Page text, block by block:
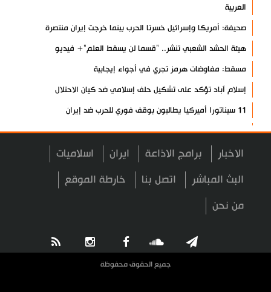
العربية
صحيفة: أمريكا وإسرائيل خسرتا الحرب بينما خرجت إيران منتصرة
هيئة الحشد الشعبي تنشر.. "قسما لن يسقط العلم"+ فيديو
مسقط: مفاوضات هرمز تجري في أجواء إيجابية
إسلام آباد تؤكد على تشكيل حلف إسلامي ضد كيان الاحتلال
11 سيناتورا أميركيا يطالبون بوقف فوري للحرب ضد إيران
ذو القدر: مضيق هرمز لن يفتح طالما لم تصحح واشنطن سلوكها
حرس الثورة: فتح مضيق هرمز مرهون بقبول الشروط الإيرانية
إيجئي: نقدر جهود الصحفيين وتصديهم لمحاولات العدو الرامية إلى
التزييف
ولايتي: على القوات الأجنبية مغادرة المنطقة
أطراف خارجية توسلت بالعراق لضمان عدم الرد على الاعتداءات
الرئيس بزشكيان: ينبغي إدانة العقلية السائدة اليوم في واشنطن
الاخبار برامج الاذاعة ايران اسلاميات
البث المباشر اتصل بنا خارطة الموقع
من نحن
جميع الحقوق محفوظة